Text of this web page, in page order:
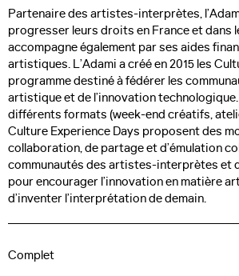
Newsletter
Devenir bénévole
Télécharger le programme
Recherche
Partenaire des artistes-interprètes,
progresser leurs droits en France et dans
accompagne également par ses aides
artistiques. L’Adami a créé en 2015 les
programme destiné à fédérer les
artistique et de l’innovation
différents formats (week-end créatifs,
Culture Experience Days proposent des
collaboration, de partage et d’émulation
communautés des artistes-interprètes et
pour encourager l’innovation en matière
d’inventer l’interprétation de demain.
Complet